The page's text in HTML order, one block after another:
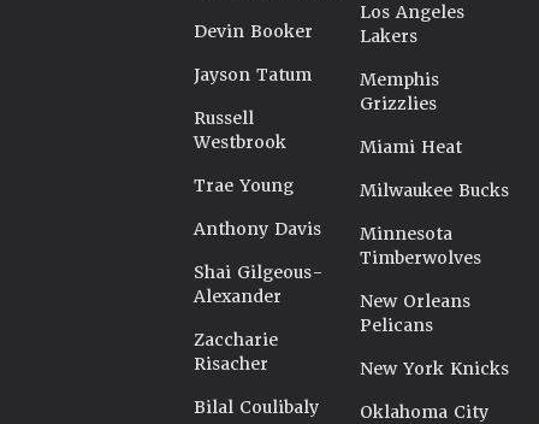
Devin Booker
Jayson Tatum
Russell
Westbrook
Trae Young
Anthony Davis
Shai Gilgeous-
Alexander
Zaccharie
Risacher
Bilal Coulibaly
Los Angeles
Lakers
Memphis
Grizzlies
Miami Heat
Milwaukee Bucks
Minnesota
Timberwolves
New Orleans
Pelicans
New York Knicks
Oklahoma City